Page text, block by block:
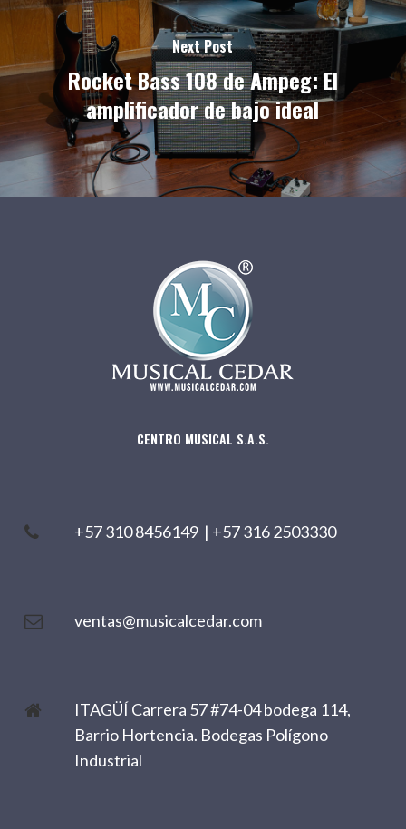
Next Post
Rocket Bass 108 de Ampeg: El
amplificador de bajo ideal
CENTRO MUSICAL S.A.S.
+57 310 8456149 | +57 316 2503330
ventas@musicalcedar.com
ITAGÜÍ Carrera 57 #74-04 bodega 114,
Barrio Hortencia. Bodegas Polígono
Industrial